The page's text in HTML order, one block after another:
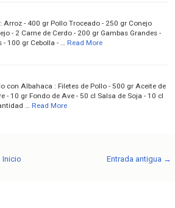
- 400 gr Pollo Troceado - 250 gr Conejo
- 2 Carne de Cerdo - 200 gr Gambas Grandes -
100 gr Cebolla - …
Read More
con Albahaca : Filetes de Pollo - 500 gr Aceite de
- 10 gr Fondo de Ave - 50 cl Salsa de Soja - 10 cl
…
Read More
Entrada antigua →
Inicio